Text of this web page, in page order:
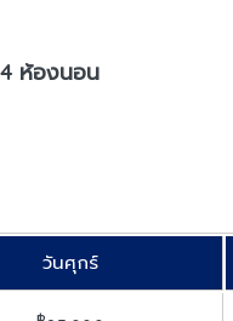
ห้องนอน
วันศุกร์